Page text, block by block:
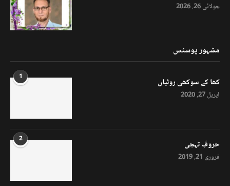
جولائی 26, 2026
مشہور پوسٹس
1 کھا کے سوکھی روٹیاں
اپریل 27, 2020
2 حروفِ تہجی
فروری 21, 2019